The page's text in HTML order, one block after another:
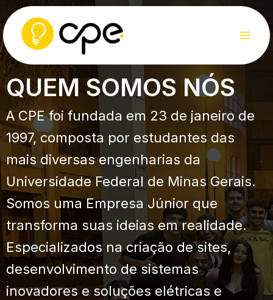
to
content
QUEM SOMOS NÓS
A CPE foi fundada em 23 de janeiro de
1997, composta por estudantes das
mais diversas engenharias da
Universidade Federal de Minas Gerais.
Somos uma Empresa Júnior que
transforma suas ideias em realidade.
Especializados na criação de sites,
desenvolvimento de sistemas
inovadores e soluções elétricas e